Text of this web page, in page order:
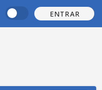
ENTRAR